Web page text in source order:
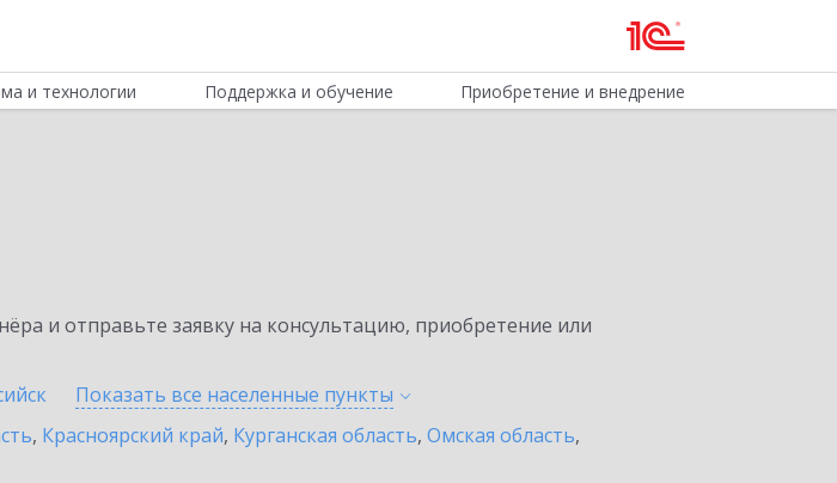
и технологии Поддержка и обучение Приобретение и внедрение
и отправьте заявку на консультацию, приобретение или
Показать все населенные пункты
, Красноярский край, Курганская область, Омская область,